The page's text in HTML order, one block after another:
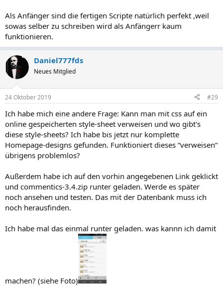
Als Anfänger sind die fertigen Scripte natürlich perfekt ,weil
sowas selber zu schreiben wird als Anfängerr kaum
funktionieren.
Daniel777fds
Neues Mitglied
24 Oktober 2019 #29
Ich habe mich eine andere Frage: Kann man mit css auf ein
online gespeicherten style-sheet verweisen und wo gibt's
diese style-sheets? Ich habe bis jetzt nur komplette
Homepage-designs gefunden. Funktioniert dieses “verweisen“
übrigens problemlos?
Außerdem habe ich auf den vorhin angegebenen Link geklickt
und commentics-3.4.zip runter geladen. Werde es später
noch ansehen und testen. Das mit der Datenbank muss ich
noch herausfinden.
Ich habe mal das einmal runter geladen. was kannn ich damit
machen? (siehe Foto)